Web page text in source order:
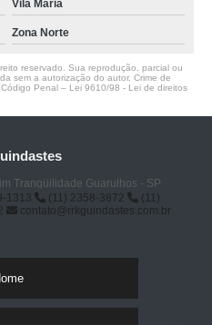
Vila Maria
Zona Norte
reservado. Sua reprodução, parcial ou
sem a autorização do autor. Crime de
Penal – Lei 9610/98 - Lei de direitos
Tranqüilidade Guarulhos - SP
1313 (11) 2358-3872
(11)
contato@rrkguindastes.com.br